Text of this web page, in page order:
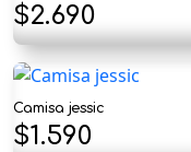
$2.690
Camisa jessic
El
$1.590El
Tu
Agregá